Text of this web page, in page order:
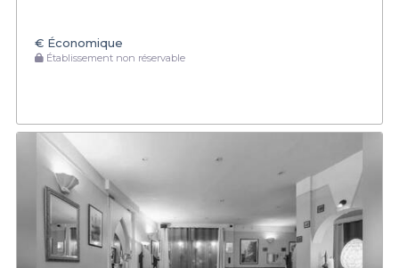
€ Économique
Établissement non réservable